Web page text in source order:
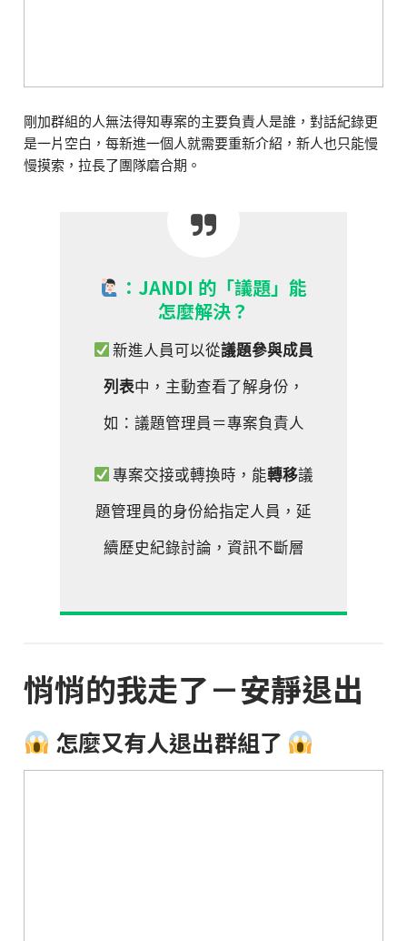
剛加群組的人無法得知專案的主要負責人是誰，對話紀錄更
是一片空白，每新進一個人就需要重新介紹，新人也只能慢
慢摸索，拉長了團隊磨合期。
：JANDI 的「議題」能
怎麼解決？
新進人員可以從議題參與成員
列表中，主動查看了解身份，
如：議題管理員＝專案負責人
專案交接或轉換時，能轉移議
題管理員的身份給指定人員，延
續歷史紀錄討論，資訊不斷層
悄悄的我走了－安靜退出
怎麼又有人退出群組了